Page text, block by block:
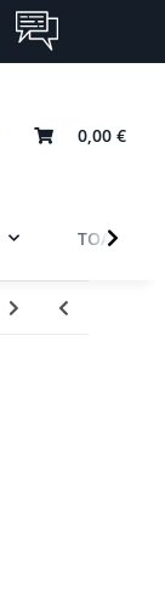
0,00 €
TOA